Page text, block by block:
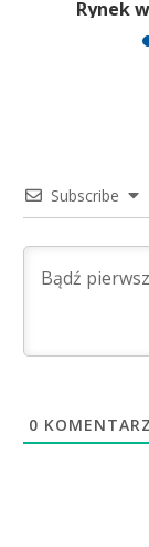
Rynek
Subscribe
0